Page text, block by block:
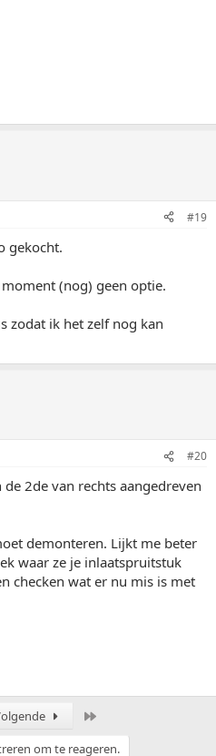
#19
gekocht.
(nog) geen optie.
zodat ik het zelf nog kan
#20
2de van rechts aangedreven
demonteren. Lijkt me beter
waar ze je inlaatspruitstuk
checken wat er nu mis is met
om te reageren.